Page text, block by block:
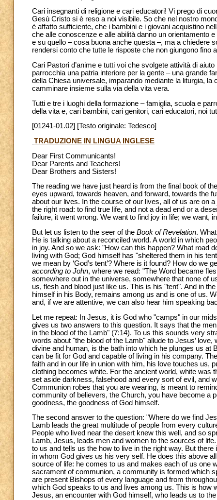
Cari insegnanti di religione e cari educatori! Vi prego di
Gesù Cristo si è reso a noi visibile. So che nel nostro
è affatto sufficiente, che i bambini e i giovani acquistino
che alle conoscenze e alle abilità danno un orientamento
e su quello – cosa buona anche questa –, ma a chiedere
rendersi conto che tutte le risposte che non giungono fino
Cari Pastori d’anime e tutti voi che svolgete attività di
parrocchia una patria interiore per la gente – una grande
della Chiesa universale, imparando mediante la liturgia, la
camminare insieme sulla via della vita vera.
Tutti e tre i luoghi della formazione – famiglia, scuola e
della vita e, cari bambini, cari genitori, cari educatori, noi
[01241-01.02] [Testo originale: Tedesco]
TRADUZIONE IN LINGUA INGLESE
Dear First Communicants!
Dear Parents and Teachers!
Dear Brothers and Sisters!
The reading we have just heard is from the final book of
eyes upward, towards heaven, and forward, towards the
about our lives. In the course of our lives, all of us are on
the right road: to find true life, and not a dead end or a
failure, it went wrong. We want to find joy in life; we want,
But let us listen to the seer of the Book of Revelation.
He is talking about a reconciled world. A world in which
in joy. And so we ask: "How can this happen? What road
living with God; God himself has "sheltered them in his
we mean by ‘God’s tent’? Where is it found? How do
according to John, where we read: "The Word became
somewhere out in the universe, somewhere that none of
us, flesh and blood just like us. This is his "tent". And in
himself in his Body, remains among us and is one of us.
and, if we are attentive, we can also hear him speaking
Let me repeat: In Jesus, it is God who "camps" in our
gives us two answers to this question. It says that the
in the blood of the Lamb" (7:14). To us this sounds very
words about "the blood of the Lamb" allude to Jesus’
divine and human, is the bath into which he plunges us
can be fit for God and capable of living in his company.
faith and in our life in union with him, his love touches us,
clothing becomes white. For the ancient world, white was
set aside darkness, falsehood and every sort of evil, and
Communion robes that you are wearing, is meant to
community of believers, the Church, you have become a
goodness, the goodness of God himself.
The second answer to the question: "Where do we find
Lamb leads the great multitude of people from every
People who lived near the desert knew this well, and so
Lamb, Jesus, leads men and women to the sources of
to us and tells us the how to live in the right way. But
in whom God gives us his very self. He does this above
source of life: he comes to us and makes each of us one
sacrament of communion, a community is formed which
are present Bishops of every language and from
which God speaks to us and lives among us. This is how
Jesus, an encounter with God himself, who leads us to